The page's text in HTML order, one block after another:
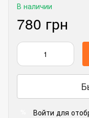
В наличии
780 грн
Войти для